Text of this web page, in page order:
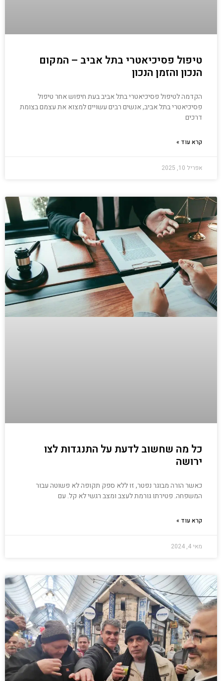
טיפול פסיכיאטרי בתל אביב – המקום
הנכון והזמן הנכון
הקדמה לטיפול פסיכיאטרי בתל אביב בעת חיפוש אחר טיפול
פסיכיאטרי בתל אביב, אנשים רבים עשויים למצוא את עצמם בצומת
דרכים
קרא עוד »
אפריל 10, 2025
כל מה שחשוב לדעת על התנגדות לצו
ירושה
כאשר הורה מבוגר נפטר, זו ללא ספק תקופה לא פשוטה עבור
המשפחה. פטירתו גורמת לעצב ומצב רגשי לא קל. עם
קרא עוד »
מאי 4, 2024